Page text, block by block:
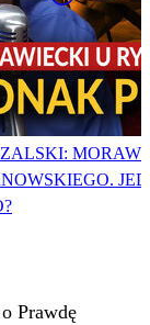
Prawdę